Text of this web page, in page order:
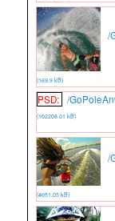
/
(169.9 kB)
PSD: /
(102208.01 kB)
/
(4051.05 kB)